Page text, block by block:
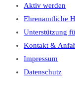
Aktiv werden
Ehrenamtliche
Unterstützung
Kontakt &
Impressum
Datenschutz